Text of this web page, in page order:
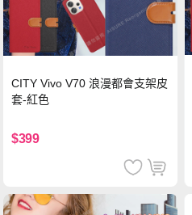
CITY Vivo V70 浪漫都會支架皮
套-紅色
$399